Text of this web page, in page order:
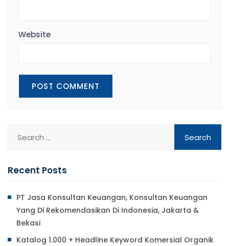
Website
Recent Posts
PT Jasa Konsultan Keuangan, Konsultan Keuangan
Yang Di Rekomendasikan Di Indonesia, Jakarta &
Bekasi
Katalog 1.000 + Headline Keyword Komersial Organik